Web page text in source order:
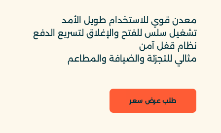
معدن قوي للاستخدام طويل الأمد
تشغيل سلس للفتح والإغلاق لتسريع الدفع
نظام قفل آمن
مثالي للتجزئة والضيافة والمطاعم
طلب عرض سعر